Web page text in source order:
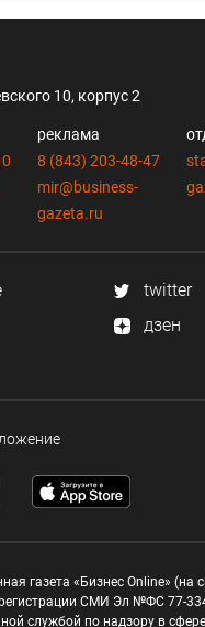
10, корпус 2
реклама
8 (843) 203-48-47
mir@business-
gazeta.ru
twitter
дзен
газета «Бизнес Online» (на
СМИ Эл №ФС 77-
службой по надзору в